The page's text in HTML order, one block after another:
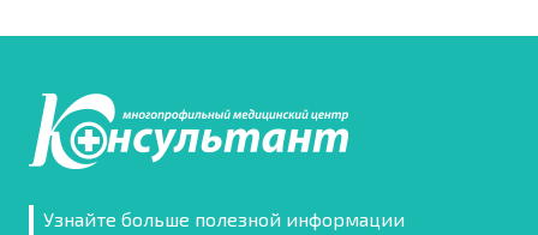
Узнайте больше полезной информации